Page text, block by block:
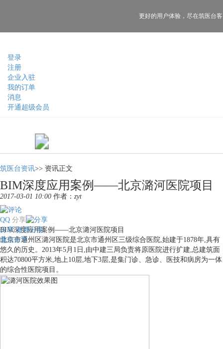
登录
注册
企业入驻
我的订单
消息
开通超级会员
更好的用户体验， 尽在筑医台
筑医台资讯>> 资讯正文
BIM深度应用案例——北京潞河医院项目
2017-03-01 10:00 作者： zyt
分享
QQ
分享 微博分享
微信分享
BIM深度应用案例——北京潞河医院项目
北京市通州区潞河医院是北京市通州区三级综合医院,始建于1878年,具有
悠久的历史。2013年5月1日,由中建三局负责将原医院进行扩建,总建筑面
积达70800平方米,地上10层,地下3层,是集门诊、急诊、医技和病房为一体
的综合性医院项目。